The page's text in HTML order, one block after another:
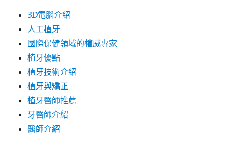
3D電腦介紹
人工植牙
國際保健領域的權威專家
植牙優點
植牙技術介紹
植牙與矯正
植牙醫師推薦
牙醫師介紹
醫師介紹